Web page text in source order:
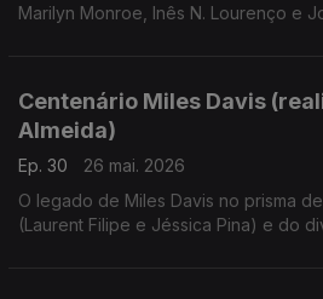
Marilyn Monroe, Inês N. Lourenço e
Centenário Miles Davis
Almeida)
Ep. 30
26 mai. 2026
O legado de Miles Davis no prisma
(Laurent Filipe e Jéssica Pina) e do